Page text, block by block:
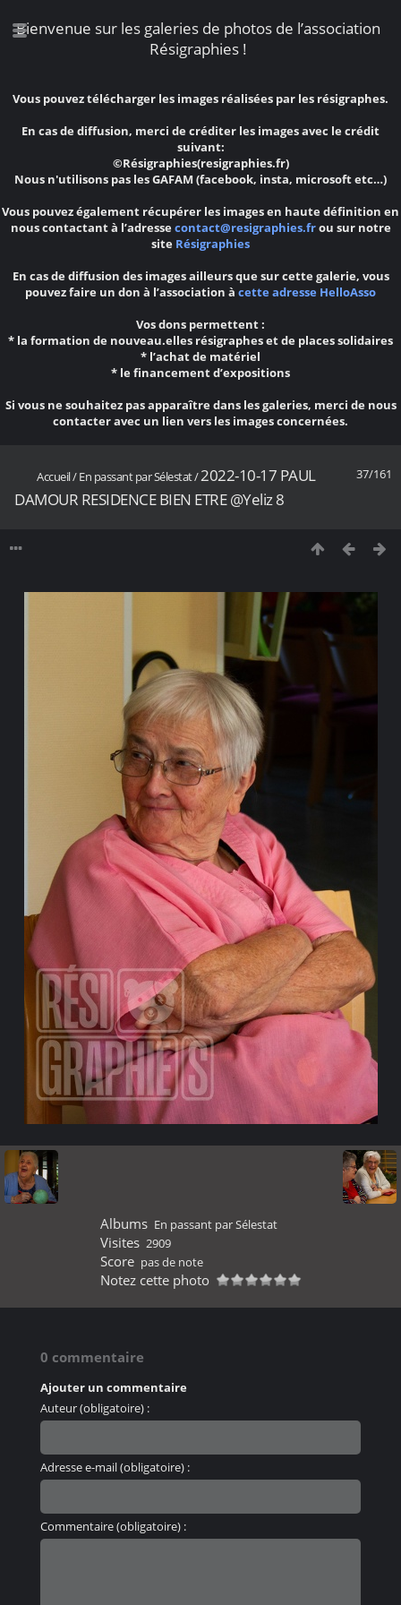
Bienvenue sur les galeries de photos de l’association
Résigraphies !
Vous pouvez télécharger les images réalisées par les résigraphes.
En cas de diffusion, merci de créditer les images avec le crédit
suivant:
©Résigraphies(resigraphies.fr)
Nous n'utilisons pas les GAFAM (facebook, insta, microsoft etc…)
Vous pouvez également récupérer les images en haute définition en
nous contactant à l’adresse contact@resigraphies.frou sur notre
site Résigraphies
En cas de diffusion des images ailleurs que sur cette galerie, vous
pouvez faire un don à l’association à cette adresse HelloAsso
Vos dons permettent :
* la formation de nouveau.elles résigraphes et de places solidaires
* l’achat de matériel
* le financement d’expositions
Si vous ne souhaitez pas apparaître dans les galeries, merci de nous
contacter avec un lien vers les images concernées.
37/161
Accueil/En passant par Sélestat/2022-10-17 PAUL
DAMOUR RESIDENCE BIEN ETRE @Yeliz 8
Albums En passant par Sélestat
Visites 2909
Score pas de note
Notez cette photo
0 commentaire
Ajouter un commentaire
Auteur (obligatoire) :
Adresse e-mail (obligatoire) :
Commentaire (obligatoire) :